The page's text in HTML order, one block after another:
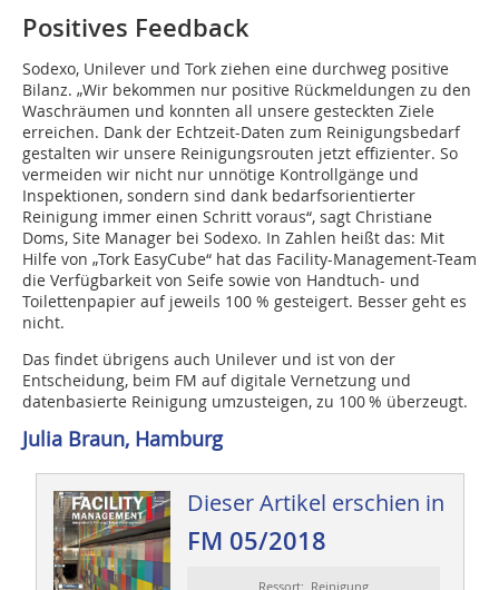
Positives Feedback
Sodexo, Unilever und Tork ziehen eine durchweg positive
Bilanz. „Wir bekommen nur positive Rückmeldungen zu den
Waschräumen und konnten all unsere gesteckten Ziele
erreichen. Dank der Echtzeit-Daten zum Reinigungs­bedarf
gestalten wir unsere Reinigungsrouten jetzt effizienter. So
vermeiden wir nicht nur unnötige Kontrollgänge und
Inspektionen, sondern sind dank bedarfsorientierter
Reinigung immer einen Schritt voraus“, sagt Christiane
Doms, Site Manager bei Sodexo. In Zahlen heißt das: Mit
Hilfe von „Tork EasyCube“ hat das Facility-Management-Team
die Verfügbarkeit von Seife sowie von Handtuch- und
Toilettenpapier auf jeweils 100 % gesteigert. Besser geht es
nicht.
Das findet übrigens auch Unilever und ist von der
Entscheidung, beim FM auf digitale Vernetzung und
datenbasierte Reinigung umzusteigen, zu 100 % überzeugt.
Julia Braun, Hamburg
Dieser Artikel erschien in
FM 05/2018
Ressort: Reinigung